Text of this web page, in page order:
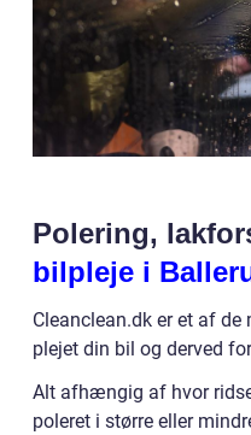
Polering,
bilpleje i
Cleanclean.dk er et af de
plejet din bil og derved
Alt afhængig af hvor
poleret i større eller